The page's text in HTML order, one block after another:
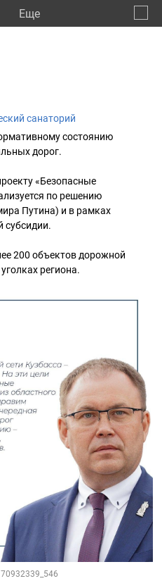
Eще
санаторий
состоянию
дорог.
«Безопасные
по решению
Путина) и в рамках
субсидии.
200 объектов дорожной
региона.